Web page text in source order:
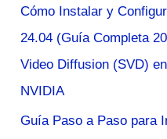
Cómo Instalar y
24.04 (Guía Completa
Video Diffusion (SVD)
NVIDIA
Guía Paso a Paso para